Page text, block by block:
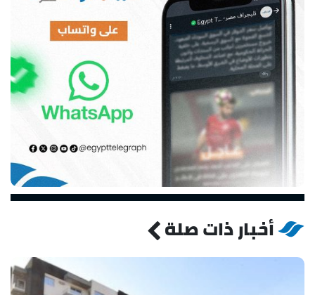
أخبار ذات صلة